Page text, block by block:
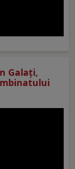
Galaţi,